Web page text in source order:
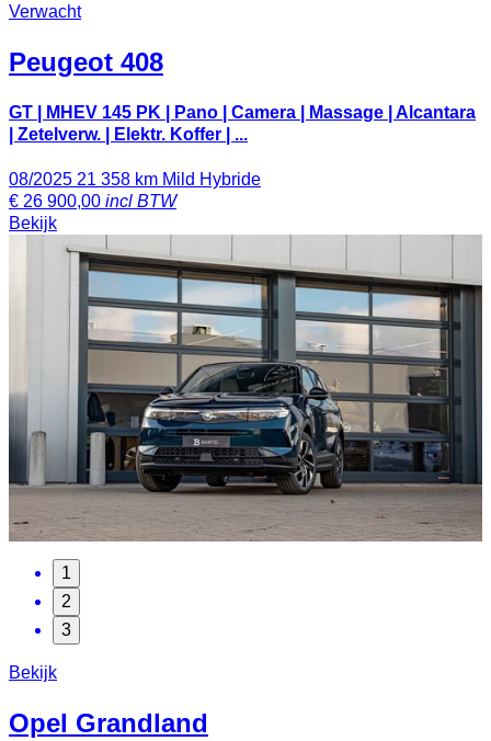
Verwacht
Peugeot 408
GT | MHEV 145 PK | Pano | Camera | Massage | Alcantara
| Zetelverw. | Elektr. Koffer | ...
08/2025 21 358 km Mild Hybride
€ 26 900,00 incl BTW
Bekijk
1
2
3
Bekijk
Opel Grandland